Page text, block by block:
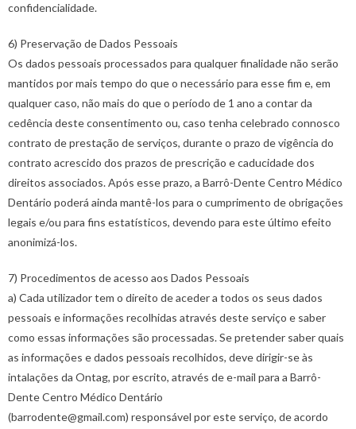
confidencialidade.
6) Preservação de Dados Pessoais
Os dados pessoais processados para qualquer finalidade não serão
mantidos por mais tempo do que o necessário para esse fim e, em
qualquer caso, não mais do que o período de 1 ano a contar da
cedência deste consentimento ou, caso tenha celebrado connosco
contrato de prestação de serviços, durante o prazo de vigência do
contrato acrescido dos prazos de prescrição e caducidade dos
direitos associados. Após esse prazo, a Barrô-Dente Centro Médico
Dentário poderá ainda mantê-los para o cumprimento de obrigações
legais e/ou para fins estatísticos, devendo para este último efeito
anonimizá-los.
7) Procedimentos de acesso aos Dados Pessoais
a) Cada utilizador tem o direito de aceder a todos os seus dados
pessoais e informações recolhidas através deste serviço e saber
como essas informações são processadas. Se pretender saber quais
as informações e dados pessoais recolhidos, deve dirigir-se às
intalações da Ontag, por escrito, através de e-mail para a Barrô-
Dente Centro Médico Dentário
(barrodente@gmail.com) responsável por este serviço, de acordo